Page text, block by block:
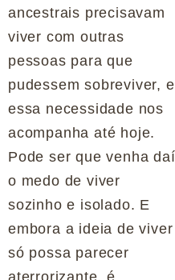
ancestrais precisavam
viver com outras
pessoas para que
pudessem sobreviver, e
essa necessidade nos
acompanha até hoje.
Pode ser que venha daí
o medo de viver
sozinho e isolado. E
embora a ideia de viver
só possa parecer